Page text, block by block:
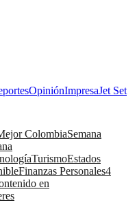
OpiniónImpresaJet Set
ColombiaSemana
TurismoEstados
Finanzas Personales4
en